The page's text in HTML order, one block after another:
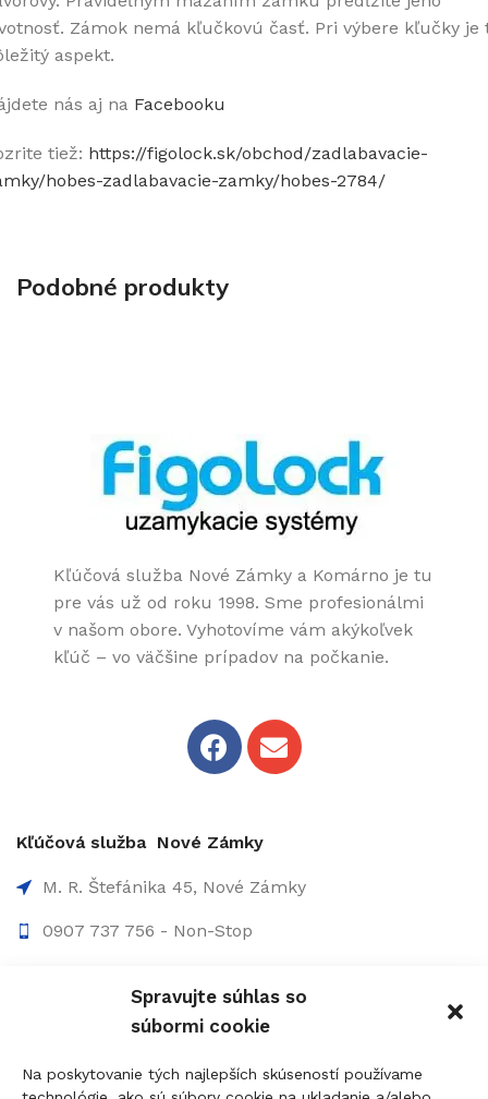
Spravujte súhlas so
súbormi cookie
Na poskytovanie tých najlepších skúseností používame
Zámok nemá kľučkovú časť. Pri výbere kľučky je
aspekt.
nás aj na Facebooku
tiež: https://figolock.sk/obchod/zadlabavacie-
hobes-zadlabavacie-zamky/hobes-2784/
Podobné produkty
Kľúčová služba Nové Zámky a Komárno je tu
pre vás už od roku 1998. Sme profesionálmi
v našom obore. Vyhotovíme vám akýkoľvek
kľúč – vo väčšine prípadov na počkanie.
Kľúčová služba Nové Zámky
M. R. Štefánika 45, Nové Zámky
0907 737 756 - Non-Stop
info@figolock.sk
Kľúčová služba Komárno